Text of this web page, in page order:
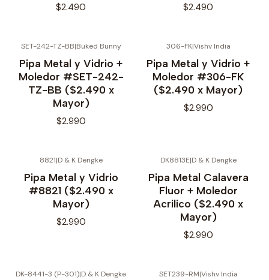
$2.490 $2.490
SET-242-TZ-BB|Buked Bunny
Pipa Metal y Vidrio +
Moledor #SET-242-
TZ-BB ($2.490 x
Mayor)
$2.990
306-FK|Vishv India
Pipa Metal y Vidrio +
Moledor #306-FK
($2.490 x Mayor)
$2.990
8821|D & K Dengke
Pipa Metal y Vidrio
#8821 ($2.490 x
Mayor)
$2.990
DK8813E|D & K Dengke
Pipa Metal Calavera
Fluor + Moledor
Acrilico ($2.490 x
Mayor)
$2.990
DK-8441-3 (P-301)|D & K Dengke SET239-RM|Vishv India